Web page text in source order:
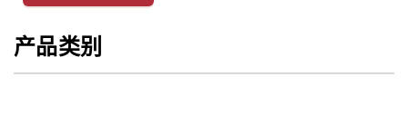
产品类别